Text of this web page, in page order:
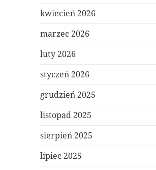
kwiecień 2026
marzec 2026
luty 2026
styczeń 2026
grudzień 2025
listopad 2025
sierpień 2025
lipiec 2025